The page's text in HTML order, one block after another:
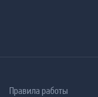
Правила работы